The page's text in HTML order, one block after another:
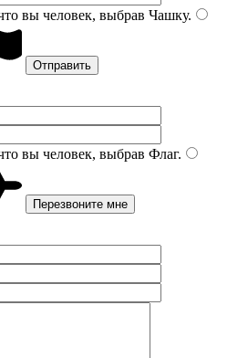
вы человек, выбрав Чашку.
вы человек, выбрав Флаг.